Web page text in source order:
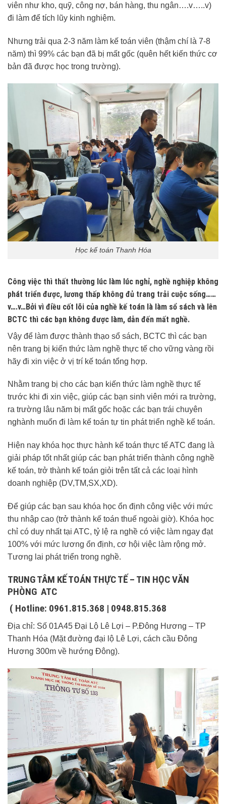
viên như kho, quỹ, công nợ, bán hàng, thu ngân….v…..v)
đi làm để tích lũy kinh nghiệm.
Nhưng trải qua 2-3 năm làm kế toán viên (thậm chí là 7-8
năm) thì 99% các bạn đã bị mất gốc (quên hết kiến thức cơ
bản đã được học trong trường).
Học kế toán Thanh Hóa
Công việc thì thất thường lúc làm lúc nghỉ, nghề nghiệp không
phát triển được, lương thấp không đủ trang trải cuộc sống……
v….v…Bởi vì điều cốt lõi của nghề kế toán là làm sổ sách và lên
BCTC thì các bạn không được làm, dẫn đến mất nghề.
Vậy để làm được thành thạo sổ sách, BCTC thì các bạn
nên trang bị kiến thức làm nghề thực tế cho vững vàng rồi
hãy đi xin việc ở vị trí kế toán tổng hợp.
Nhằm trang bị cho các bạn kiến thức làm nghề thực tế
trước khi đi xin việc, giúp các bạn sinh viên mới ra trường,
ra trường lâu năm bị mất gốc hoặc các bạn trái chuyên
nghành muốn đi làm kế toán tự tin phát triển nghề kế toán.
Hiện nay khóa học thực hành kế toán thực tế ATC đang là
giải pháp tốt nhất giúp các bạn phát triển thành công nghề
kế toán, trở thành kế toán giỏi trên tất cả các loại hình
doanh nghiệp (DV,TM,SX,XD).
Để giúp các bạn sau khóa học ổn định công việc với mức
thu nhập cao (trở thành kế toán thuế ngoài giờ). Khóa học
chỉ có duy nhất tại ATC, tỷ lệ ra nghề có việc làm ngay đạt
100% với mức lương ổn định, cơ hội việc làm rộng mở.
Tương lai phát triển trong nghề.
TRUNG TÂM KẾ TOÁN THỰC TẾ – TIN HỌC VĂN
PHÒNG ATC
( Hotline: 0961.815.368 | 0948.815.368
Địa chỉ: Số 01A45 Đại Lộ Lê Lợi – P.Đông Hương – TP
Thanh Hóa (Mặt đường đại lộ Lê Lợi, cách cầu Đông
Hương 300m về hướng Đông).